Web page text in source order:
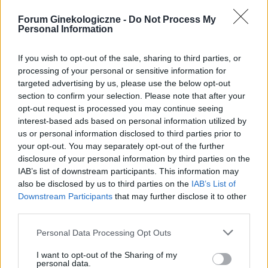
Forum Ginekologiczne - Do Not Process My
Personal Information
If you wish to opt-out of the sale, sharing to third parties, or
processing of your personal or sensitive information for
targeted advertising by us, please use the below opt-out
section to confirm your selection. Please note that after your
opt-out request is processed you may continue seeing
interest-based ads based on personal information utilized by
us or personal information disclosed to third parties prior to
your opt-out. You may separately opt-out of the further
disclosure of your personal information by third parties on the
IAB’s list of downstream participants. This information may
also be disclosed by us to third parties on the IAB’s List of
Downstream Participants that may further disclose it to other
Personal Data Processing Opt Outs
I want to opt-out of the Sharing of my
personal data.
przyjmować tabletek dwuskladnikowych, bo
Mocno wpływają na nastrój i nie mogę sobie z
tym zbytnio poradzić, dodatkowo krwawie
między odstawieniami i mam bóle brzucha. Nie
wiem co dalej mam z tym wszystkim począć
czy próbować czegoś innego .... Moja doktor
poleca mi wkładkę domaciczną Kyleena, ale ja
mam 26 lat, nie rodziłam i słyszę opinie, że to
bardzo słaby pomysł. Dodatkowo, chciałabym
dobrać taką metodę, która będzie wykluczać
całkowicie możliwość obumarcia zarodka ze
względu na niemożliwość zagnieżdżenia się.
chcielibyśmy znaleźć tabletki które nie będą
rozumiem, że skoro moje endometrium rośnie
kości ogonowej. Jestem już tym zmęczona. Czy
to możliwe, by to wszystko powodowała
gość
Czy to hemoroidy
Przez dwa tygodnie odczuwam swędzenie,
tkliwość tego czegoś. Wyszło mi to coś ale tym
razem jest duże w środku jest krew i nie daje
więcej objawów. Nie może się schować do
środka.
Forum:Zdrowie kobiety
gość
to dobrze czy źle ?
Forum:Zdrowie kobiety